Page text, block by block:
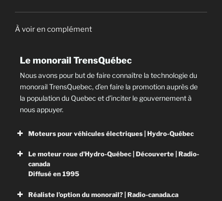
À voir en complément
Le monorail TrensQuébec
Nous avons pour but de faire connaître la technologie du
monorail TrensQuebec, d’en faire la promotion auprès de
la population du Quebec et d’inciter le gouvernement à
nous appuyer.
Moteurs pour véhicules électriques | Hydro-Québec
En route vers l’avenir avec les
moteurs de TM4 !
Découvrez comment Hydro-Québec, par l’entremise
Le moteur roue d'Hydro-Québec | Découverte | Radio-
canada
Diffusé en 1995
Réaliste l’option du monorail? | Radio-canada.ca